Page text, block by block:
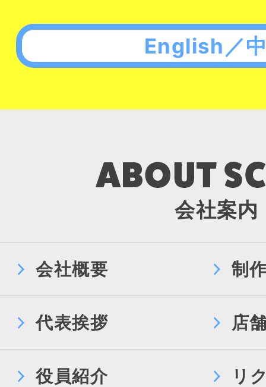
English／
会社案内
会社概要 制
代表挨拶 店
役員紹介 リ